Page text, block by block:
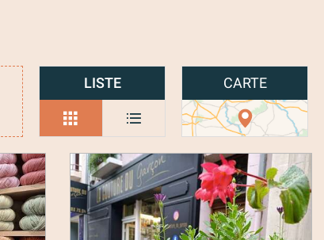
LISTE CARTE